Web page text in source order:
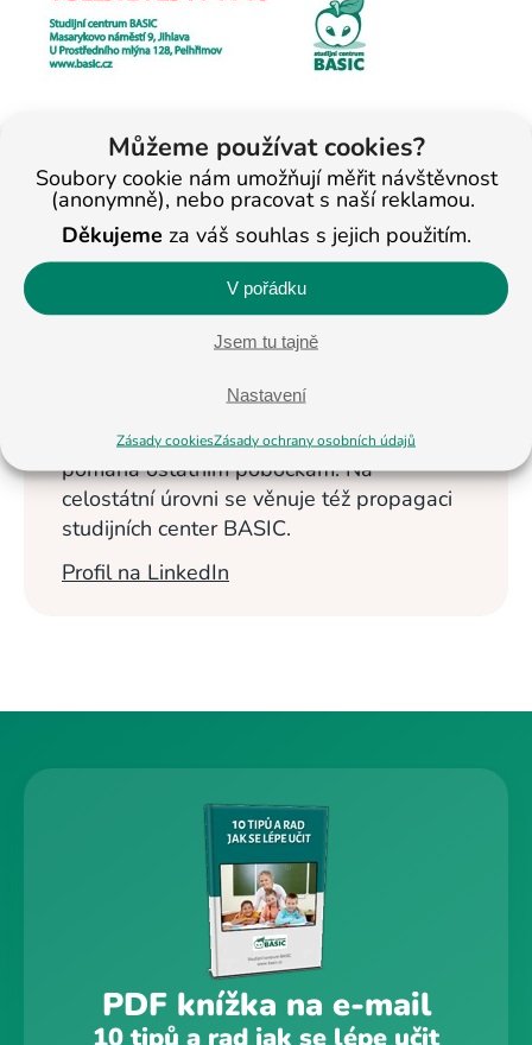
Můžeme používat cookies?
Soubory cookie nám umožňují měřit návštěvnost
(anonymně), nebo pracovat s naší reklamou.
Děkujeme za váš souhlas s jejich použitím.
V pořádku
Jsem tu tajně
Nastavení
Zásady cookiesZásady ochrany osobních údajů
< Na všechny články
Veronika
Vzdělávání dětí se
ředitelkou studijních
center BASIC v Jihlavě a Pelhřimově a
pomáhá ostatním pobočkám. Na
celostátní úrovni se věnuje též propagaci
studijních center BASIC.
Profil na LinkedIn
PDF knížka na e-mail
10 tipů a rad jak se lépe učit